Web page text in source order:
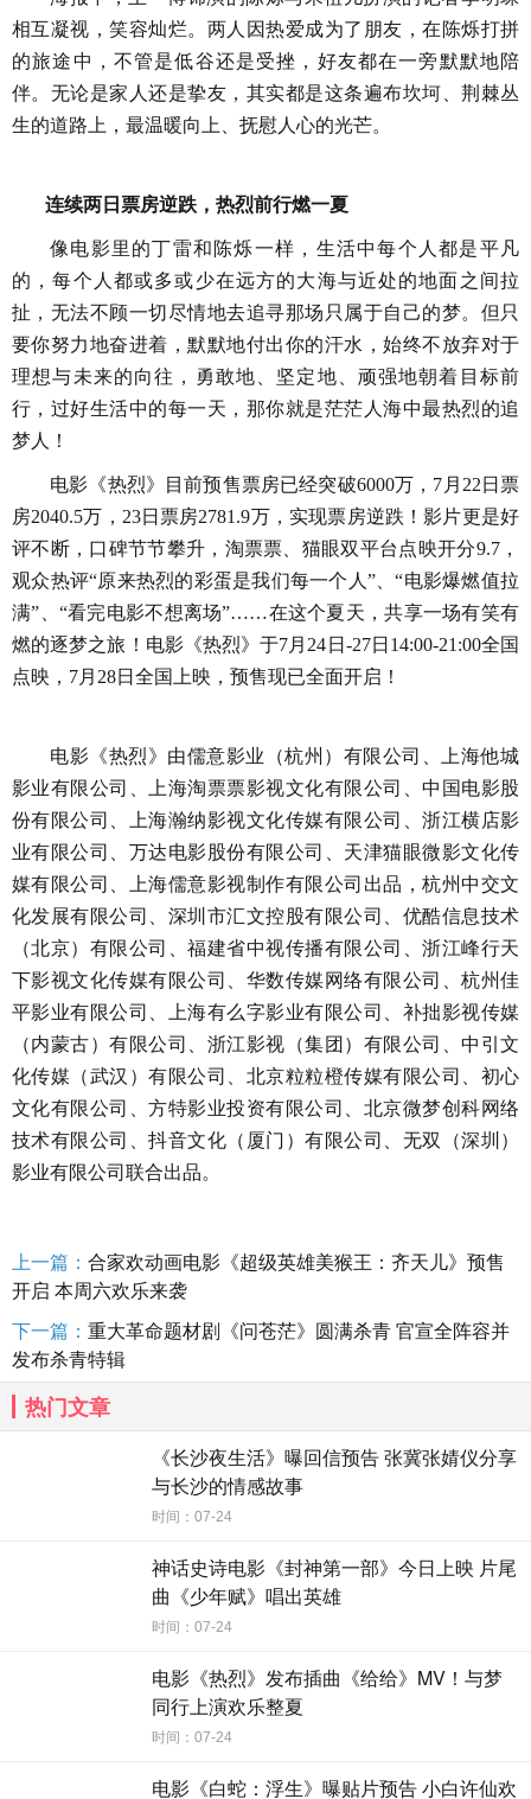
相互凝视，笑容灿烂。 两人因热爱成为了朋友 ，在陈烁打拼
的旅途中， 不管是低谷还是受挫，好友都在一旁默默地陪
伴。无论是家人还是挚友，其实都是这条遍布坎坷、荆棘丛
生的道路上，最温暖向上、抚慰人心的光芒。
连续两日票房逆跌，热烈前行燃一夏
像电影里的丁雷和陈烁一样，生活中每个人都是平凡
的，每个人都或多或少在远方的大海与近处的地面之间拉
扯 ，无法不顾一切尽情地去追寻那场只属于自己的梦。但只
要你努力地奋进着，默默地付出你的汗水，始终不放弃对于
理想与未来的向往，勇敢地、坚定地、顽强地朝着目标前
行， 过好生活中的每一天， 那你就是茫茫人海中最热烈的追
梦人！
电影 《热烈》 目前预售票房已经突破6000万， 7月22 日票
房2040.5万，23日票房2781.9万，实现票房逆跌！影片更是好
评不断，口碑节节攀升，淘票票、猫眼双平台点映开分9.7，
观众热评“原来热烈的彩蛋是我们每一个人”、“电影爆燃值拉
满”、“看完电影不想离场”……在这个夏天，共享一场有笑有
燃的逐梦之旅 ！ 电影《热烈》于7月24 日 -27日 14:00-21:00全国
点映， 7月28日全国上映，预售现已全面开启！
电影《热烈》由儒意影业（杭州）有限公司、上海他城
影业有限公司、上海淘票票影视文化有限公司、中国电影股
份有限公司、上海瀚纳影视文化传媒有限公司、浙江横店影
业有限公司、万达电影股份有限公司、天津猫眼微影文化传
媒有限公司、上海儒意影视制作有限公司出品，杭州中交文
化发展有限公司、深圳市汇文控股有限公司、优酷信息技术
（北京）有限公司、福建省中视传播有限公司、浙江峰行天
下影视文化传媒有限公司、华数传媒网络有限公司、杭州佳
平影业有限公司、上海有么字影业有限公司、补拙影视传媒
（内蒙古）有限公司、浙江影视（集团）有限公司、中引文
化传媒（武汉）有限公司、北京粒粒橙传媒有限公司、初心
文化有限公司、方特影业投资有限公司、北京微梦创科网络
技术有限公司、抖音文化（厦门）有限公司
无双（深圳）
影业有限公司 联合出品。
上一篇： 合家欢动画电影《超级英雄美猴王：齐天儿》预售
开启 本周六欢乐来袭
下一篇： 重大革命题材剧《问苍茫》圆满杀青 官宣全阵容并
发布杀青特辑
热门文章
《长沙夜生活》曝回信预告 张冀张婧仪分享
与长沙的情感故事
时间：07-24
神话史诗电影《封神第一部》今日上映 片尾
曲《少年赋》唱出英雄
时间：07-24
电影《热烈》发布插曲《给给》MV！与梦
同行上演欢乐整夏
时间：07-24
电影《白蛇：浮生》曝贴片预告 小白许仙欢